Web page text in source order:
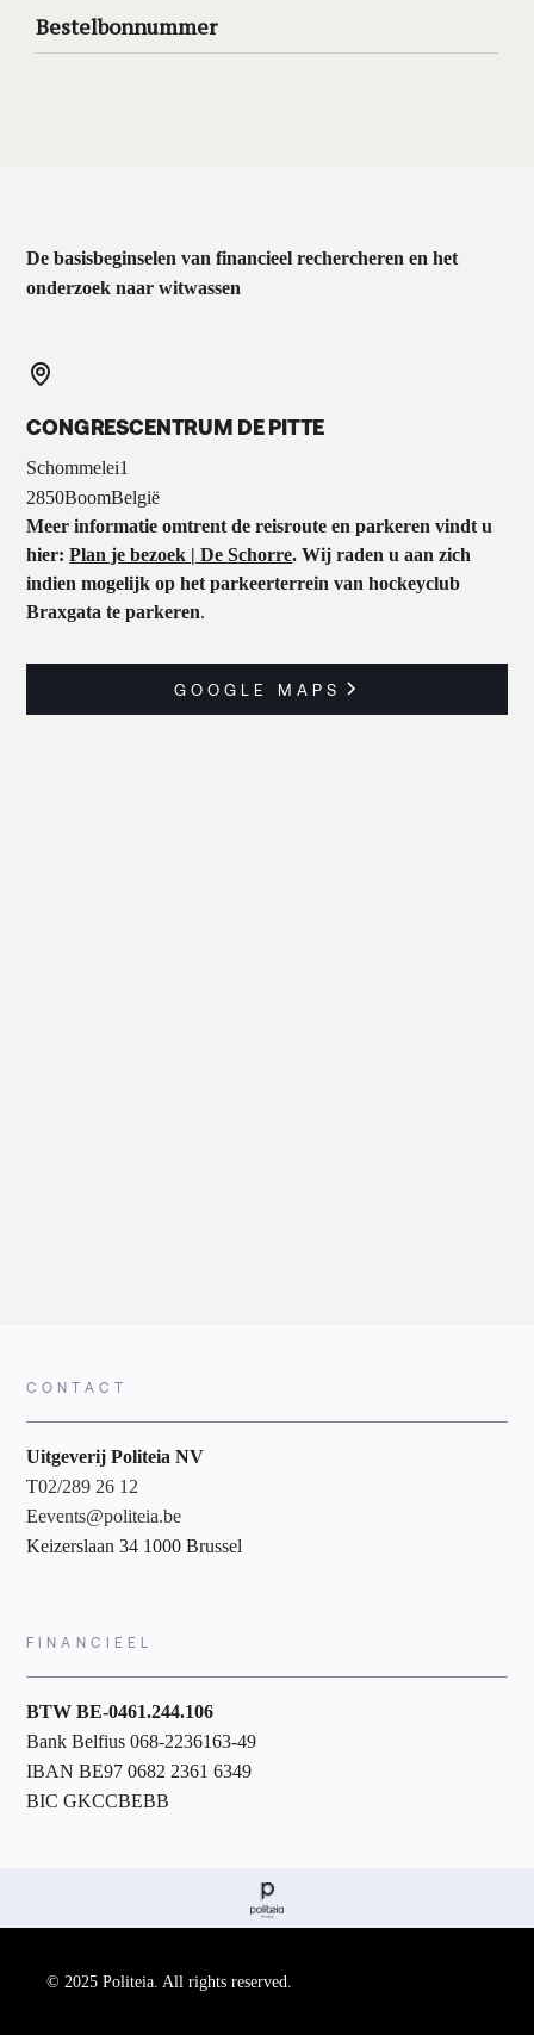
De basisbeginselen van financieel rechercheren en het
onderzoek naar witwassen
CONGRESCENTRUM DE PITTE
Schommelei1
2850BoomBelgië
Meer informatie omtrent de reisroute en parkeren vindt u
hier:Plan je bezoek | De Schorre. Wij raden u aan zich
indien mogelijk op het parkeerterrein van hockeyclub
Braxgata te parkeren.
GOOGLE MAPS
CONTACT
Uitgeverij Politeia NV
T02/289 26 12
Eevents@politeia.be
Keizerslaan 34 1000 Brussel
FINANCIEEL
BTW BE-0461.244.106
Bank Belfius 068-2236163-49
IBAN BE97 0682 2361 6349
BIC GKCCBEBB
© 2025 Politeia. All rights reserved.